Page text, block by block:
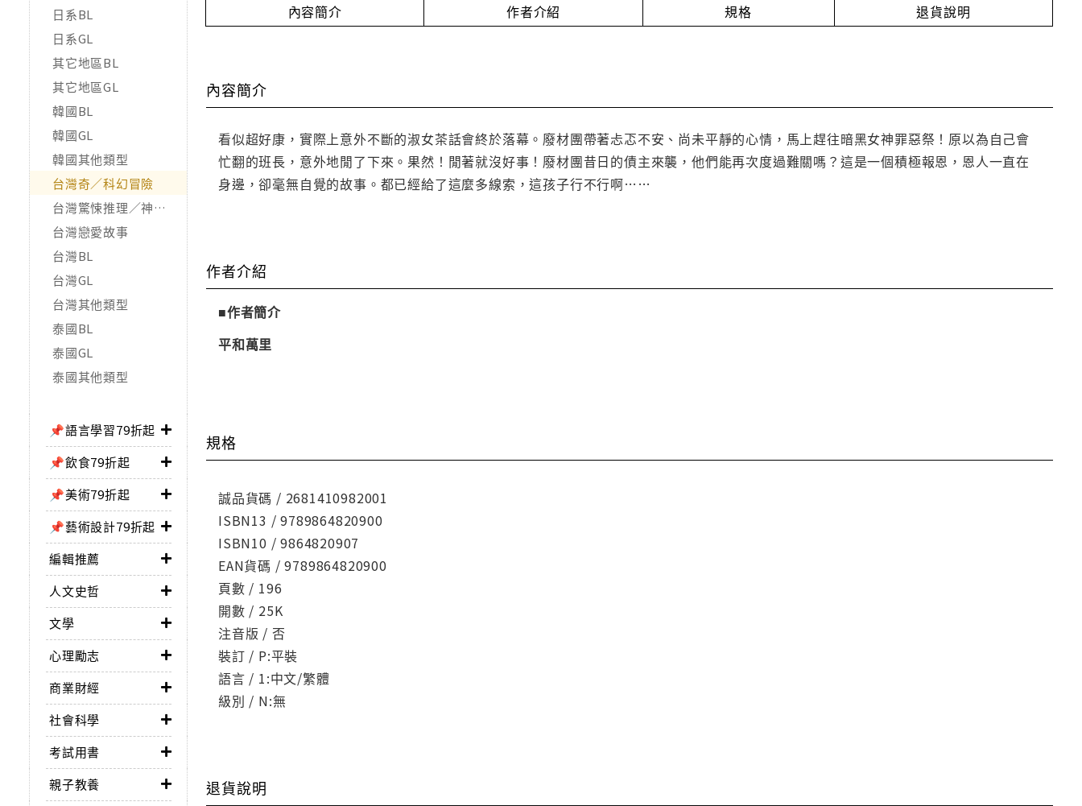
日系BL
日系GL
其它地區BL
其它地區GL
韓國BL
韓國GL
韓國其他類型
台灣奇／科幻冒險
台灣驚悚推理／神怪靈異
台灣戀愛故事
台灣BL
台灣GL
台灣其他類型
泰國BL
泰國GL
泰國其他類型
📌語言學習79折起
📌飲食79折起
📌美術79折起
📌藝術設計79折起
編輯推薦
人文史哲
文學
心理勵志
商業財經
社會科學
考試用書
親子教養
內容簡介 作者介紹 規格 退貨說明
內容簡介
看似超好康，實際上意外不斷的淑女茶話會終於落幕。廢材團帶著忐忑不安、尚未平靜的心情，馬上趕往暗黑女神罪惡祭！原以為自己會
忙翻的班長，意外地閒了下來。果然！閒著就沒好事！廢材團昔日的債主來襲，他們能再次度過難關嗎？這是一個積極報恩，恩人一直在
身邊，卻毫無自覺的故事。都已經給了這麼多線索，這孩子行不行啊……
作者介紹
■作者簡介
平和萬里
規格
誠品貨碼 / 2681410982001
ISBN13 / 9789864820900
ISBN10 / 9864820907
EAN貨碼 / 9789864820900
頁數 / 196
開數 / 25K
注音版 / 否
裝訂 / P:平裝
語言 / 1:中文/繁體
級別 / N:無
退貨說明